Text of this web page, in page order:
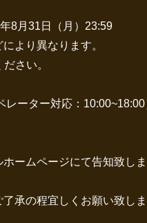
8月31日（月）23:59
より異なります。
さい。
ーター対応：10:00~18:00
ームページにて告知致しま
承の程宜しくお願い致しま